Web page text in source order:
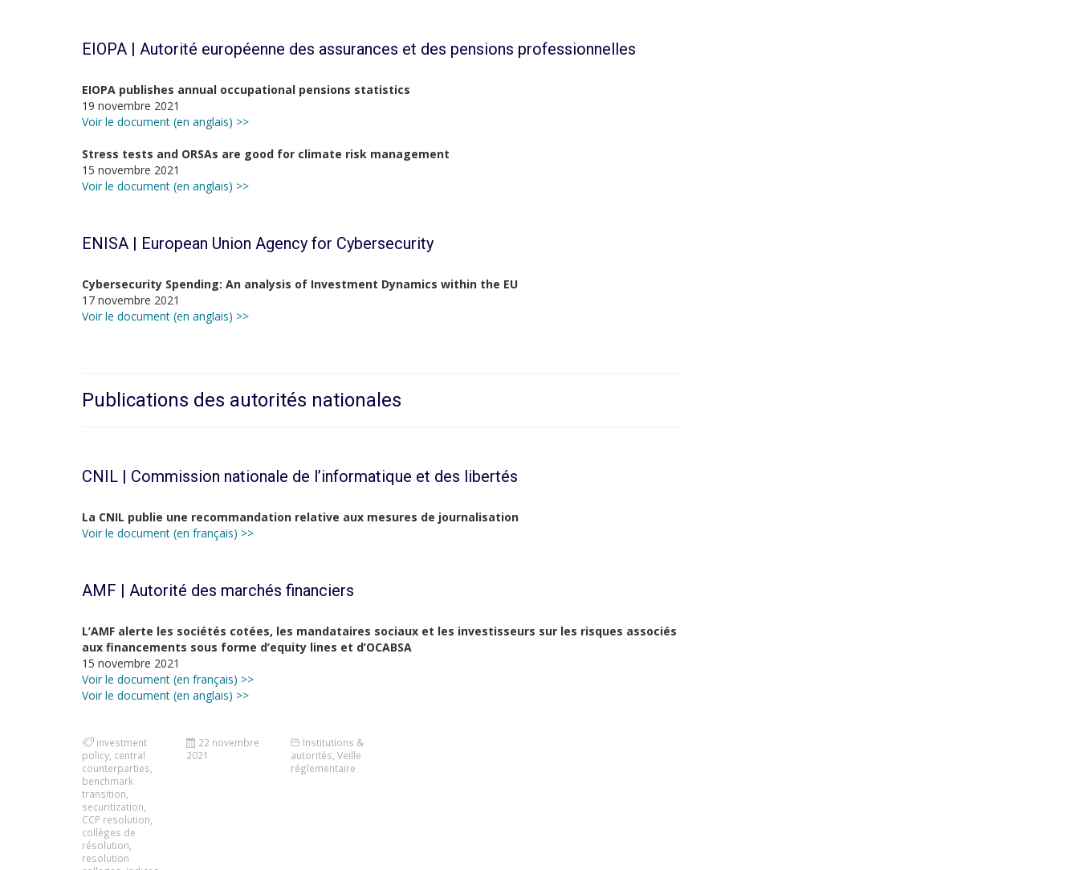
EIOPA | Autorité européenne des assurances et des pensions professionnelles
EIOPA publishes annual occupational pensions statistics
19 novembre 2021
Voir le document (en anglais) >>
Stress tests and ORSAs are good for climate risk management
15 novembre 2021
Voir le document (en anglais) >>
ENISA | European Union Agency for Cybersecurity
Cybersecurity Spending: An analysis of Investment Dynamics within the EU
17 novembre 2021
Voir le document (en anglais) >>
Publications des autorités nationales
CNIL | Commission nationale de l’informatique et des libertés
La CNIL publie une recommandation relative aux mesures de journalisation
Voir le document (en français) >>
AMF | Autorité des marchés financiers
L’AMF alerte les sociétés cotées, les mandataires sociaux et les investisseurs sur les risques associés
aux financements sous forme d’equity lines et d’OCABSA
15 novembre 2021
Voir le document (en français) >>
Voir le document (en anglais) >>
investment
policy central
counterparties
benchmark
transition
securitization
CCP resolution
collèges de
résolution
resolution
22 novembre
2021
Institutions &
autorités Veille
réglementaire